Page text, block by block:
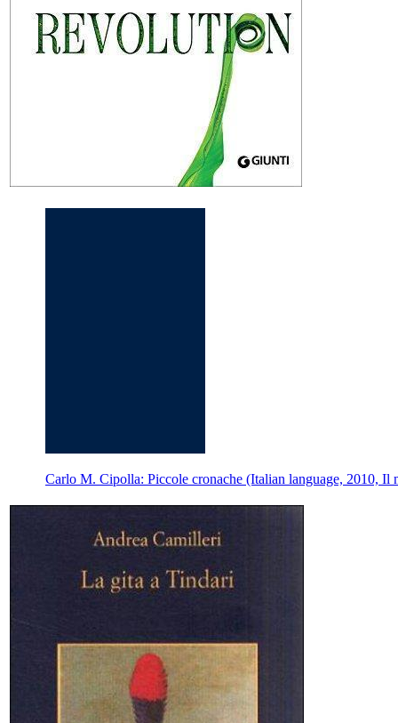
Carlo M. Cipolla: Piccole cronache (Italian language, 2010, Il